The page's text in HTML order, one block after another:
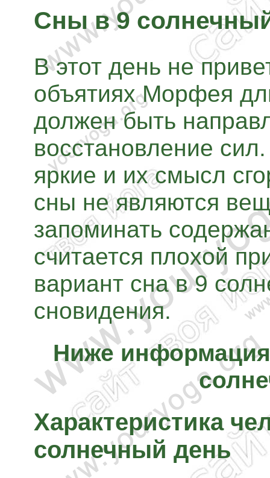
Сны в 9
В этот день не
объятиях Морфея
должен быть
восстановление
яркие и их смысл
сны не являются
запоминать
считается плохой
вариант сна в 9
сновидения.
Ниже
Характеристика
солнечный день